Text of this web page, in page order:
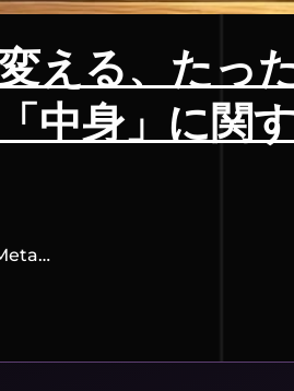
える、たっ
中身」に関